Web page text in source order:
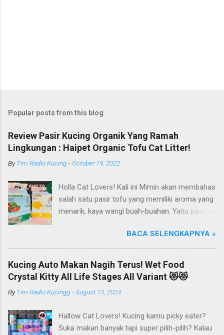
Popular posts from this blog
Review Pasir Kucing Organik Yang Ramah
Lingkungan : Haipet Organic Tofu Cat Litter!
ByTim Radio Kucing -October 19, 2022
Holla Cat Lovers! Kali ini Mimin akan membahas
salah satu pasir tofu yang memiliki aroma yang
menarik, kaya wangi buah-buahan. Yaitu pasir
Haipet merupakan salah satu merk produk
kucing yang diproduksi oleh PT. Arthacat Tirta
Surya, Indonesia. Perusahaan ini bergerak di
bidang produk perlengkapan kucing, seperti Cat
Tree Furniture, Cat Accessories, Cat Food, Cat
Litter, Cat Sandbox/Cat Litter, dan lain-lain.
dahulu dari PT. Arthacat Tirta Surya ini, ada
Arthacat Cat Litter, Sandbox/Cat Litter, Cat
BACA SELENGKAPNYA »
Kucing Auto Makan Nagih Terus! Wet Food
Crystal Kitty All Life Stages All Variant 😻😻
ByTim Radio Kucingg -August 13, 2024
Hallow Cat Lovers! Kucing kamu picky eater?
Suka makan banyak tapi super pilih-pilih? Kalau